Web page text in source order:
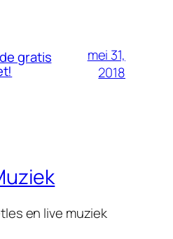
gratis
mei 31,
2018
en live muziek